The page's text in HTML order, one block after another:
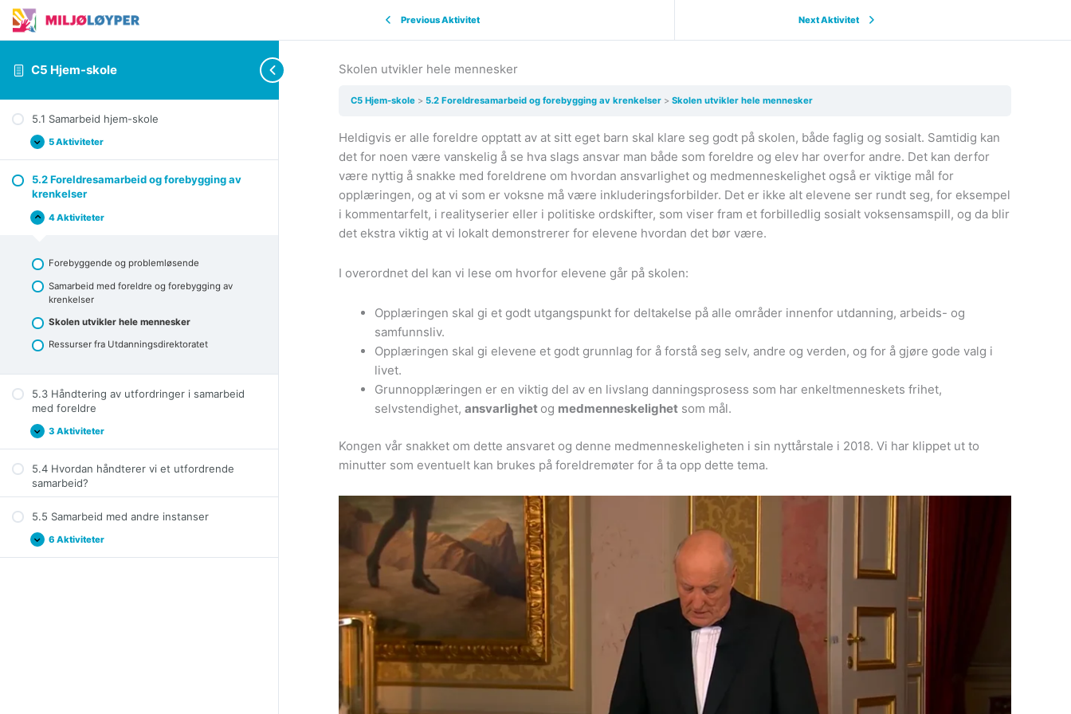
C5 Hjem-skole
5.1 Samarbeid hjem-skole
Expand
5.1
Samarbeid
skole
5 Aktiviteter
5.2 Foreldresamarbeid og forebygging av
krenkelser
Collapse
5.2
av
4 Aktiviteter
Forebyggende og problemløsende
Samarbeid med foreldre og forebygging av
krenkelser
Skolen utvikler hele mennesker
Ressurser fra Utdanningsdirektoratet
5.3 Håndtering av utfordringer i samarbeid
med foreldre
Expand
5.3
Håndtering
utfordringer
foreldre
3 Aktiviteter
5.4 Hvordan håndterer vi et utfordrende
samarbeid?
5.5 Samarbeid med andre instanser
Expand
5.5
Samarbeid
6 Aktiviteter
Previous Aktivitet Next Aktivitet
Skolen utvikler hele mennesker
C5 Hjem-skole 5.2 Foreldresamarbeid og forebygging av krenkelser Skolen utvikler hele mennesker
Heldigvis er alle foreldre opptatt av at sitt eget barn skal klare seg godt på skolen, både faglig og sosialt. Samtidig kan
det for noen være vanskelig å se hva slags ansvar man både som foreldre og elev har overfor andre. Det kan derfor
være nyttig å snakke med foreldrene om hvordan ansvarlighet og medmenneskelighet også er viktige mål for
opplæringen, og at vi som er voksne må være inkluderingsforbilder. Det er ikke alt elevene ser rundt seg, for eksempel
i kommentarfelt, i realityserier eller i politiske ordskifter, som viser fram et forbilledlig sosialt voksensamspill, og da blir
det ekstra viktig at vi lokalt demonstrerer for elevene hvordan det bør være.
I overordnet del kan vi lese om hvorfor elevene går på skolen:
Opplæringen skal gi et godt utgangspunkt for deltakelse på alle områder innenfor utdanning, arbeids- og
samfunnsliv.
Opplæringen skal gi elevene et godt grunnlag for å forstå seg selv, andre og verden, og for å gjøre gode valg i
livet.
Grunnopplæringen er en viktig del av en livslang danningsprosess som har enkeltmenneskets frihet,
selvstendighet, ansvarlighet og medmenneskelighet som mål.
Kongen vår snakket om dette ansvaret og denne medmenneskeligheten i sin nyttårstale i 2018. Vi har klippet ut to
minutter som eventuelt kan brukes på foreldremøter for å ta opp dette tema.